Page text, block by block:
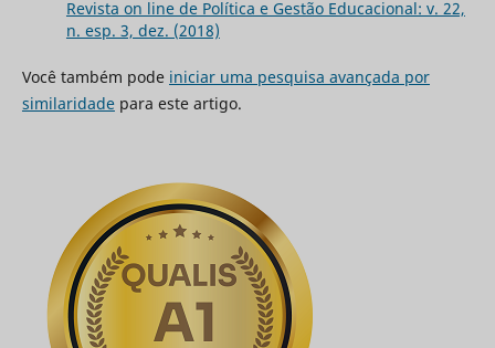
Revista on line de Política e Gestão Educacional: v. 22,
n. esp. 3, dez. (2018)
Você também pode iniciar uma pesquisa avançada por
similaridadepara este artigo.